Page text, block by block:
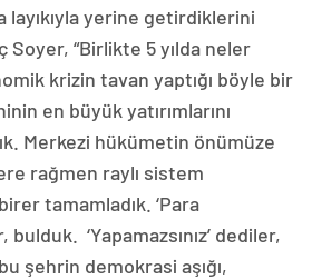
layıkıyla yerine getirdiklerini
Soyer, “Birlikte 5 yılda neler
krizin tavan yaptığı böyle bir
en büyük yatırımlarını
Merkezi hükümetin önümüze
rağmen raylı sistem
tamamladık. ‘Para
bulduk. ‘Yapamazsınız’ dediler,
şehrin demokrasi aşığı,